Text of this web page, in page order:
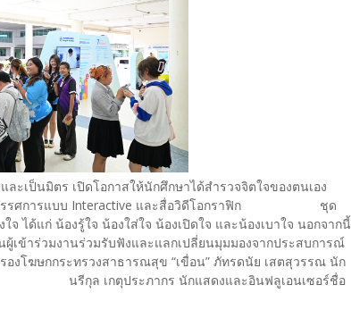
ะเป็นมิตร เปิดโอกาสให้นักศึกษาได้สำรวจจิตใจของตนเอง
านนิทรรศการแบบ Interactive และสื่อวิดีโอกราฟิก ชุด
จ ได้แก่ น้องรู้ใจ น้องใส่ใจ น้องเปิดใจ และน้องเบาใจ นอกจากนี้
เข้าร่วมงานร่วมรับฟังและแลกเปลี่ยนมุมมองจากประสบการณ์
งโฆษกกระทรวงสาธารณสุข “เขื่อน” ภัทรดนัย เสตสุวรรณ นัก
” นรีกุล เกตุประภากร นักแสดงและอินฟลูเอนเซอร์ชื่อ